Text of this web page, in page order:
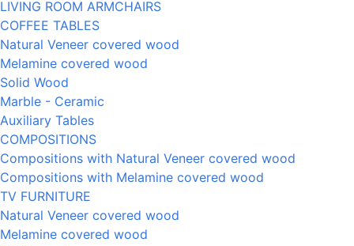
LIVING ROOM ARMCHAIRS
COFFEE TABLES
Natural Veneer covered wood
Melamine covered wood
Solid Wood
Marble - Ceramic
Auxiliary Tables
COMPOSITIONS
Compositions with Natural Veneer covered wood
Compositions with Melamine covered wood
TV FURNITURE
Natural Veneer covered wood
Melamine covered wood